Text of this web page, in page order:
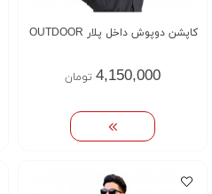
کاپشن دوپوش داخل پلار OUTDOOR
4,150,000 تومان